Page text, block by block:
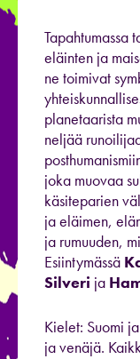
Tapahtumassa
eläinten ja
ne toimivat
planetaarista
neljää
joka muovaa
käsiteparien
ja eläimen,
ja rumuuden,
Esiintymässä
Silveri ja
Kielet: Suomi
ja venäjä.